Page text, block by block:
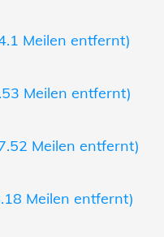
Meilen entfernt)
Meilen entfernt)
Meilen entfernt)
Meilen entfernt)